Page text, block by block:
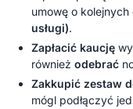
umowę o kolejnych
usługi).
Zapłacić kaucję
również odebrać
Zakkupić zestaw
mógl podłączyć